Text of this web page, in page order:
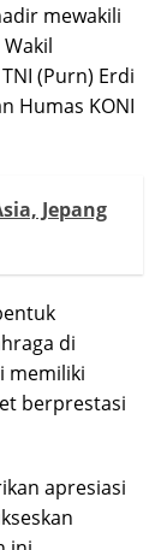
mewakili
(Purn) Erdi
Humas KONI
Jepang
di
memiliki
berprestasi
apresiasi